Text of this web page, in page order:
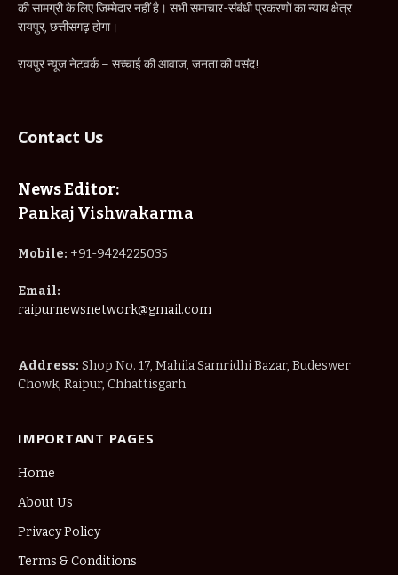
की सामग्री के लिए जिम्मेदार नहीं है। सभी समाचार-संबंधी प्रकरणों का न्याय क्षेत्र
रायपुर, छत्तीसगढ़ होगा।
रायपुर न्यूज नेटवर्क – सच्चाई की आवाज, जनता की पसंद!
Contact Us
News Editor:
Pankaj Vishwakarma
Mobile: +91-9424225035
Email:
raipurnewsnetwork@gmail.com
Address: Shop No. 17, Mahila Samridhi Bazar, Budeswer
Chowk, Raipur, Chhattisgarh
IMPORTANT PAGES
Home
About Us
Privacy Policy
Terms & Conditions